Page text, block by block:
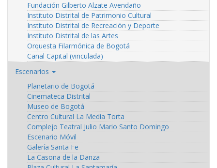
Fundación Gilberto Alzate Avendaño
Instituto Distrital de Patrimonio Cultural
Instituto Distrital de Recreación y Deporte
Instituto Distrital de las Artes
Orquesta Filarmónica de Bogotá
Canal Capital (vinculada)
Escenarios
Planetario de Bogotá
Cinemateca Distrital
Museo de Bogotá
Centro Cultural La Media Torta
Complejo Teatral Julio Mario Santo Domingo
Escenario Móvil
Galería Santa Fe
La Casona de la Danza